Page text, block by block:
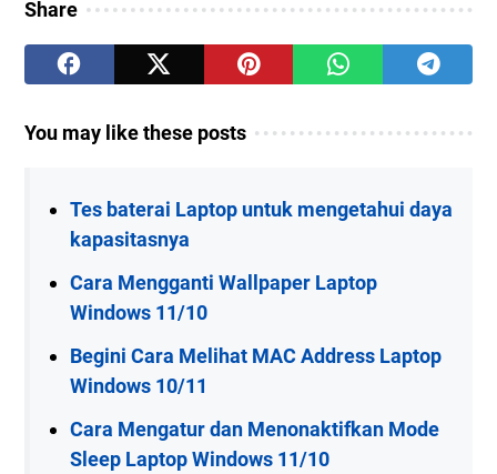
Share
You may like these posts
Tes baterai Laptop untuk mengetahui daya
kapasitasnya
Cara Mengganti Wallpaper Laptop
Windows 11/10
Begini Cara Melihat MAC Address Laptop
Windows 10/11
Cara Mengatur dan Menonaktifkan Mode
Sleep Laptop Windows 11/10